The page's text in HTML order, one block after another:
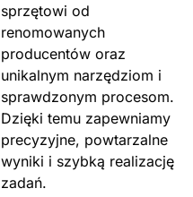
sprzętowi od
renomowanych
producentów oraz
unikalnym narzędziom i
sprawdzonym procesom.
Dzięki temu zapewniamy
precyzyjne, powtarzalne
wyniki i szybką realizację
zadań.